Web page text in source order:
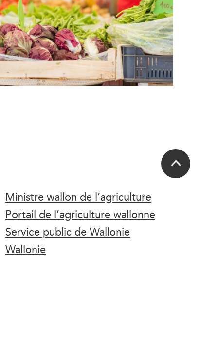
Ministre wallon de l’agriculture
Portail de l’agriculture wallonne
Service public de Wallonie
Wallonie